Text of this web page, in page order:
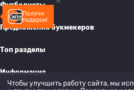
Получи
подарок!
Футболисты
Предложения букмекеров
Топ разделы
Информация
Чтобы улучшить работу сайта, мы